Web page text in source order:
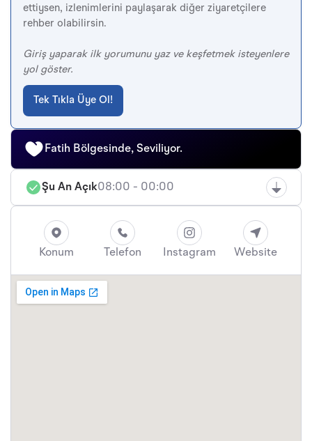
ettiysen, izlenimlerini paylaşarak diğer ziyaretçilere
rehber olabilirsin.
Giriş yaparak ilk yorumunu yaz ve keşfetmek isteyenlere
yol göster.
Tek Tıkla Üye Ol!
Fatih Bölgesinde, Seviliyor.
Şu An Açık08:00 - 00:00
Konum Telefon Instagram Website